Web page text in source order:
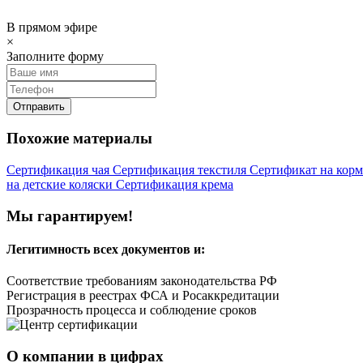
В прямом эфире
×
Заполните форму
Отправить
Похожие материалы
Сертификация чая Сертификация текстиля Сертификат на
на детские коляски Сертификация крема
Мы гарантируем!
Легитимность всех документов и:
Соответствие требованиям законодательства РФ
Регистрация в реестрах ФСА и Росаккредитации
Прозрачность процесса и соблюдение сроков
О компании в цифрах